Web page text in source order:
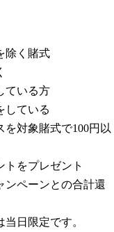
除く賭式
ている方
ている
対象賭式で100円以
をプレゼント
ペーンとの合計還
日限定です。